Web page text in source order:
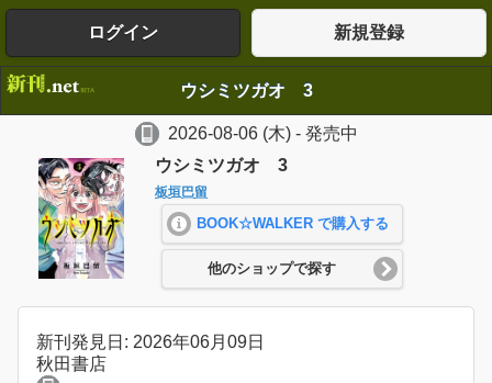
ログイン 新規登録
ウシミツガオ 3
2026-08-06(木)- 発売中
ウシミツガオ 3
板垣巴留
BOOK☆WALKER で購入する
他のショップで探す
新刊発見日: 2026年06月09日
秋田書店